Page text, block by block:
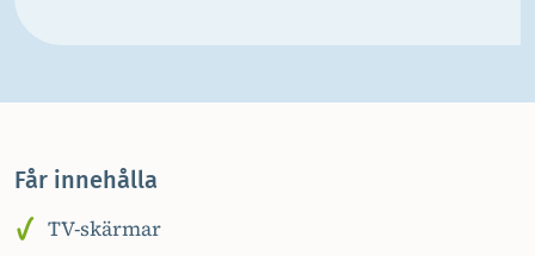
Får innehålla
TV-skärmar